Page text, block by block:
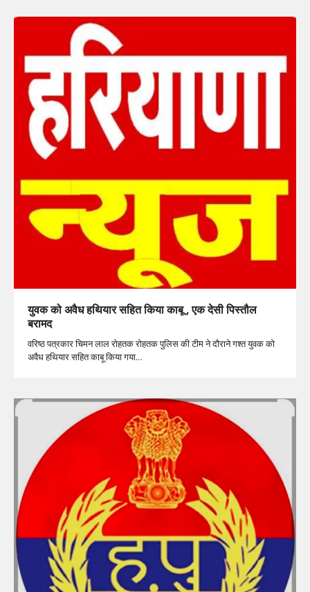
युवक को अवैध हथियार सहित किया काबू , एक देसी पिस्तौल
बरामद
वरिष्ठ पत्रकार चिमन लाल रोहतक रोहतक पुलिस की टीम ने दौराने गश्त युवक को
अवैध हथियार सहित काबू किया गया…